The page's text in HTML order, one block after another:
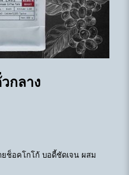
กลาง
ช็อคโกโก้ บอดี้ชัดเจน ผสม